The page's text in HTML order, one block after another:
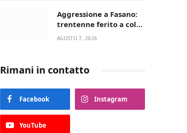
Aggressione a Fasano:
trentenne ferito a colpi
di pistola in casa
AGOSTO 7, 2026
Rimani in contatto
Facebook Instagram
YouTube